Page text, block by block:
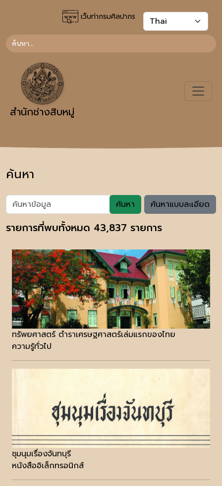
เว็บท่ากรมศิลปากร
สำนักช่างสิบหมู่
ค้นหา
ค้นหา ค้นหาแบบละเอียด
รายการที่พบทั้งหมด 43,837 รายการ
ทรัพยศาสตร์ ตำราเศรษฐศาสตร์เล่มแรกของไทย
ความรู้ทั่วไป
ชุมนุมเรื่องจันทบุรี
หนังสืออิเล็กทรอนิกส์